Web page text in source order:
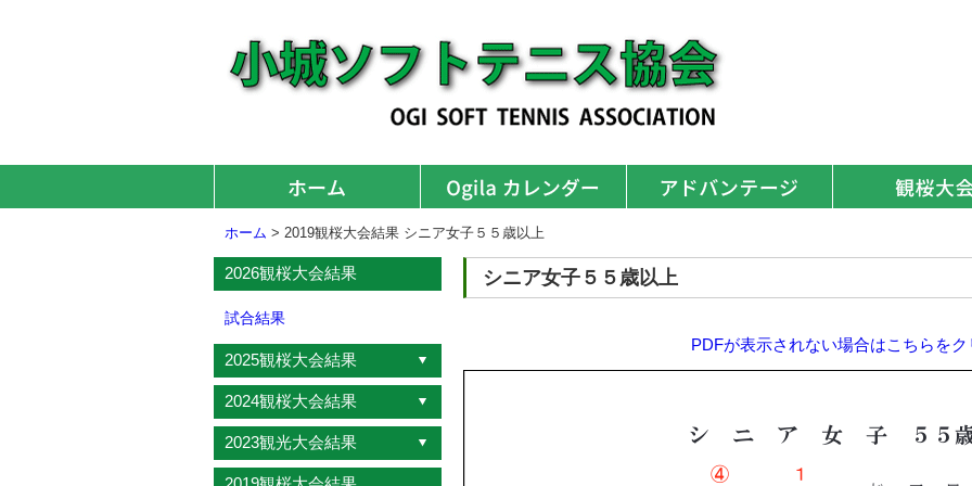
ホーム > 2019観桜大会結果 シニア女子５５歳以上
シニア女子５５歳以上
PDFが表示されない場合はこちらをク
2026観桜大会結果
試合結果
2025観桜大会結果
2024観桜大会結果
2023観光大会結果